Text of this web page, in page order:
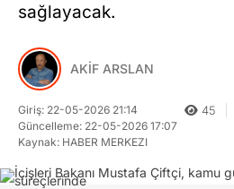
sağlayacak.
AKİF ARSLAN
Giriş: 22-05-2026 21:14
Güncelleme: 22-05-2026 17:07
Kaynak: HABER MERKEZI
45